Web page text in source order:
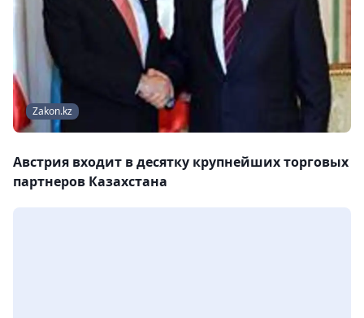
Zakon.kz
Австрия входит в десятку крупнейших торговых
партнеров Казахстана